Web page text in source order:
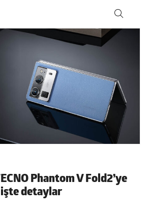
Phantom V Fold2’ye
detaylar